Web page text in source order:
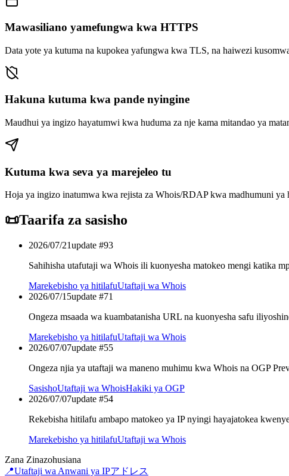
Mawasiliano yamefungwa kwa HTTPS
Data yote ya kutuma na kupokea yafungwa kwa TLS, na haiwezi
Hakuna kutuma kwa pande nyingine
Maudhui ya ingizo hayatumwi kwa huduma za nje kama mitandao ya
Kutuma kwa seva ya marejeleo tu
Hoja ya ingizo inatumwa kwa rejista za Whois/RDAP kwa madhumuni ya
📜Taarifa za sasisho
2026/07/21update #93
Sahihisha utafutaji wa Whois ili kuonyesha matokeo mengi katika
Marekebisho ya hitilafuUtaftaji wa Whois
2026/07/15update #71
Ongeza msaada wa kuambatanisha URL na kuonyesha safu
Marekebisho ya hitilafuUtaftaji wa Whois
2026/07/07update #55
Ongeza njia ya utaftaji wa maneno muhimu kwa Whois na OGP
SasishoUtaftaji wa WhoisHakiki ya OGP
2026/07/07update #54
Rekebisha hitilafu ambapo matokeo ya IP nyingi hayajatokea
Marekebisho ya hitilafuUtaftaji wa Whois
Zana Zinazohusiana
📍Utaftaji wa Anwani ya IPアドレス